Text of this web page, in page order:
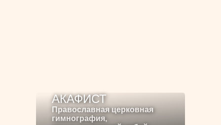
АКАФИСТ
Православная церковная
гимнография,